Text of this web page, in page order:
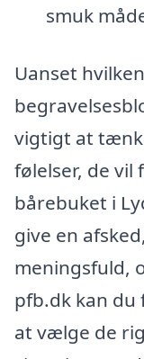
smuk
Uanset
vigtigt at
følelser, de vil
bårebuket i
give en
meningsfuld,
pfb.dk kan
at vælge de